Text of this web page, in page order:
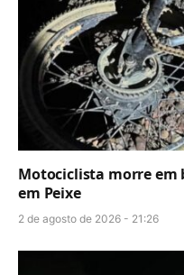
Motociclista morre em
em Peixe
2 de agosto de 2026 - 21:26